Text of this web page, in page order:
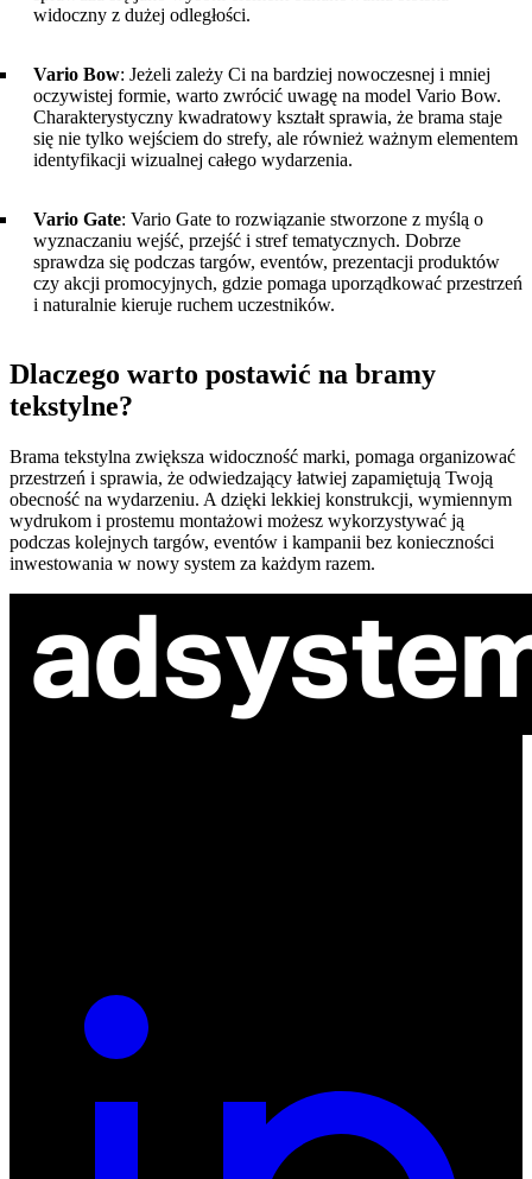
widoczny z dużej odległości.
Vario Bow: Jeżeli zależy Ci na bardziej nowoczesnej i mniej
oczywistej formie, warto zwrócić uwagę na model Vario Bow.
Charakterystyczny kwadratowy kształt sprawia, że brama staje
się nie tylko wejściem do strefy, ale również ważnym elementem
identyfikacji wizualnej całego wydarzenia.
Vario Gate: Vario Gate to rozwiązanie stworzone z myślą o
wyznaczaniu wejść, przejść i stref tematycznych. Dobrze
sprawdza się podczas targów, eventów, prezentacji produktów
czy akcji promocyjnych, gdzie pomaga uporządkować przestrzeń
i naturalnie kieruje ruchem uczestników.
Dlaczego warto postawić na bramy
tekstylne?
Brama tekstylna zwiększa widoczność marki, pomaga organizować
przestrzeń i sprawia, że odwiedzający łatwiej zapamiętują Twoją
obecność na wydarzeniu. A dzięki lekkiej konstrukcji, wymiennym
wydrukom i prostemu montażowi możesz wykorzystywać ją
podczas kolejnych targów, eventów i kampanii bez konieczności
inwestowania w nowy system za każdym razem.